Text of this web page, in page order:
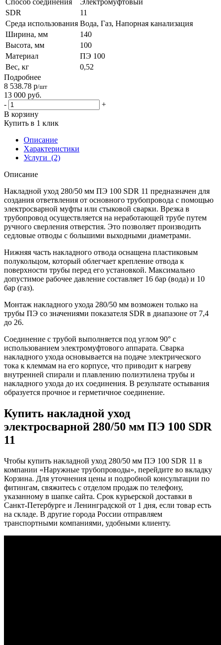
SDR
11
Среда использования Вода, Газ, Напорная канализация
Ширина, мм
140
Высота, мм
100
Материал
ПЭ 100
Вес, кг
0,52
Подробнее
8 538.78 р/шт
13 000 руб.
-
+
В корзину
Купить в 1 клик
Описание
Характеристики
Услуги (2)
Описание
Накладной уход 280/50 мм ПЭ 100 SDR 11 предназначен для
создания ответвления от основного трубопровода с помощью
электросварной муфты или стыковой сварки. Врезка в
трубопровод осуществляется на неработающей трубе путем
ручного сверления отверстия. Это позволяет производить
седловые отводы с большими выходными диаметрами.
Нижняя часть накладного отвода оснащена пластиковым
полукольцом, который облегчает крепление отвода к
поверхности трубы перед его установкой. Максимально
допустимое рабочее давление составляет 16 бар (вода) и 10
бар (газ).
Монтаж накладного ухода 280/50 мм возможен только на
трубы ПЭ со значениями показателя SDR в диапазоне от 7,4
до 26.
Соединение с трубой выполняется под углом 90° с
использованием электромуфтового аппарата. Сварка
накладного ухода основывается на подаче электрического
тока к клеммам на его корпусе, что приводит к нагреву
внутренней спирали и плавлению полиэтилена трубы и
накладного ухода до их соединения. В результате остывания
образуется прочное и герметичное соединение.
Купить накладной уход
электросварной 280/50 мм ПЭ 100 SDR
11
Чтобы купить накладной уход 280/50 мм ПЭ 100 SDR 11 в
компании «Наружные трубопроводы», перейдите во вкладку
Корзина. Для уточнения цены и подробной консультации по
фитингам, свяжитесь с отделом продаж по телефону,
указанному в шапке сайта. Срок курьерской доставки в
Санкт-Петербурге и Ленинградской от 1 дня, если товар есть
на складе. В другие города России отправляем
транспортными компаниями, удобными клиенту.